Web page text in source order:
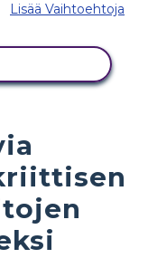
Lisää Vaihtoehtoja